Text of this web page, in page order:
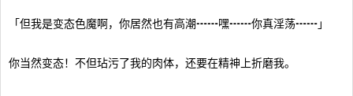
「但我是变态色魔啊，你居然也有高潮┅┅嘿┅┅你真淫荡┅┅」
你当然变态！不但玷污了我的肉体，还要在精神上折磨我。